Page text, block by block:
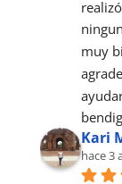
muy
Kari
hace 3